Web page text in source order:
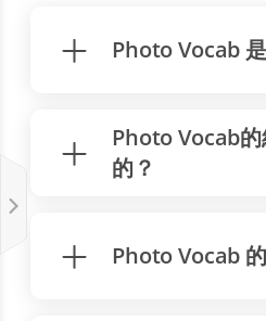
Photo Vocab
Photo Vocab
的？
Photo Vocab